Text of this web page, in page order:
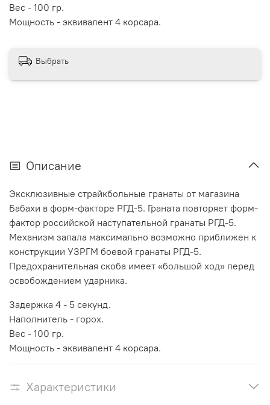
Вес - 100 гр.
Мощность - эквивалент 4 корсара.
Выбрать
Описание
Эксклюзивные страйкбольные гранаты от магазина
Бабахи в форм-факторе РГД-5. Граната повторяет форм-
фактор российской наступательной гранаты РГД-5.
Механизм запала максимально возможно приближен к
конструкции УЗРГМ боевой гранаты РГД-5.
Предохранительная скоба имеет «большой ход» перед
освобождением ударника.
Задержка 4 - 5 секунд.
Наполнитель - горох.
Вес - 100 гр.
Мощность - эквивалент 4 корсара.
Характеристики